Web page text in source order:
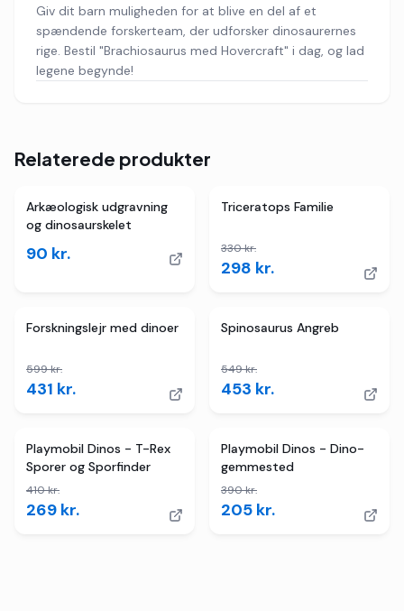
Giv dit barn muligheden for at blive en del af et
spændende forskerteam, der udforsker dinosaurernes
rige. Bestil "Brachiosaurus med Hovercraft" i dag, og lad
legene begynde!
Relaterede produkter
Arkæologisk udgravning
og dinosaurskelet
90 kr.
2butikker
Triceratops Familie
330kr.
298 kr.
TILBUD
3butikker
Forskningslejr med dinoer
599kr.
431 kr.
TILBUD
2butikker
Spinosaurus Angreb
549kr.
453 kr.
TILBUD
4butikker
Playmobil Dinos - T-Rex
Sporer og Sporfinder
410kr.
269 kr.
TILBUD
2butikker
Playmobil Dinos - Dino-
gemmested
390kr.
205 kr.